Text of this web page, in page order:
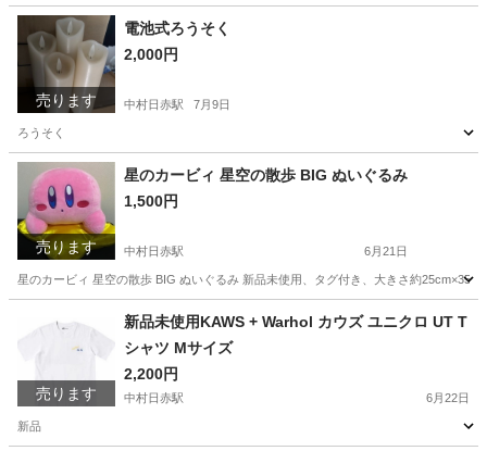
愛知 名古屋市 中村日赤駅
売ります
電池式ろうそく
2,000円
中村日赤駅 7月9日
ろうそく
愛知 名古屋市 中村日赤駅 その他 ろうそく
売ります
星のカービィ 星空の散歩 BIG ぬいぐるみ
1,500円
中村日赤駅 6月21日
星のカービィ 星空の散歩 BIG ぬいぐるみ 新品未使用、タグ付き、大きさ約
中村日赤駅 星のカービィ
売ります
新品未使用KAWS + Warhol カウズ ユニクロ UT T
シャツ Mサイズ
2,200円
中村日赤駅 6月22日
新品